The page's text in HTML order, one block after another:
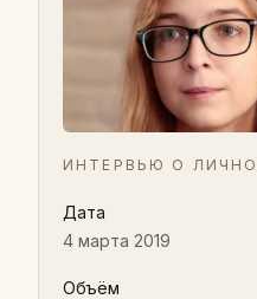
ИНТЕРВЬЮ О
Дата
4 марта 2019
Объём